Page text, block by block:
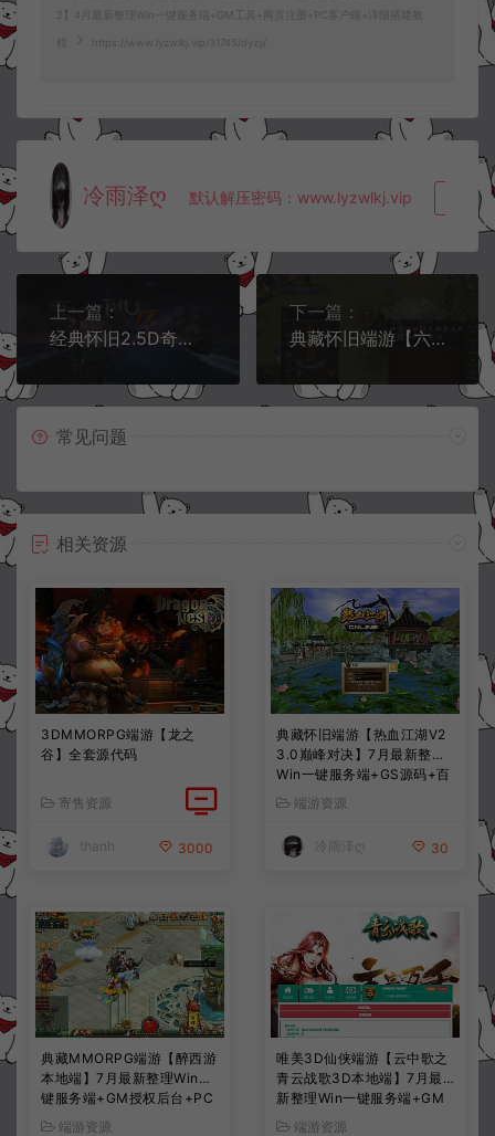
2】4月最新整理Win一键服务端+GM工具+网页注册+PC客户端+详细搭建教
程 https://www.lyzwlkj.vip/31745/dyzy/
冷雨泽ღ 默认解压密码：www.lyzwlkj.vip 复
上一篇：
经典怀旧2.5D奇迹端游【怀旧奇迹S17-2】4月最新整理Win一键服务端+修改工具+网页注册+PC客户端+详细搭建教程
下一篇：
典藏怀旧端游【六道轮回2】4月最新整理Win一键服务端+PC客户端+详细搭建教程
常见问题
相关资源
3DMMORPG端游【龙之
谷】全套源代码
寄售资源
thanh 3000
典藏怀旧端游【热血江湖V2
3.0巅峰对决】7月最新整理
Win一键服务端+GS源码+百
宝阁+在线GM工具+PC客户
端+详细搭建教程
端游资源
冷雨泽ღ 30
典藏MMORPG端游【醉西游
本地端】7月最新整理Win一
键服务端+GM授权后台+PC
客户端+详细搭建教程
端游资源
唯美3D仙侠端游【云中歌之
青云战歌3D本地端】7月最
新整理Win一键服务端+GM
工具+PC客户端+详细搭建教
端游资源